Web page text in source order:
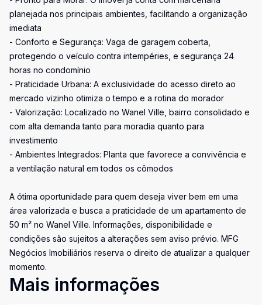
planejada nos principais ambientes, facilitando a organização
imediata
- Conforto e Segurança: Vaga de garagem coberta,
protegendo o veículo contra intempéries, e segurança 24
horas no condomínio
- Praticidade Urbana: A exclusividade do acesso direto ao
mercado vizinho otimiza o tempo e a rotina do morador
- Valorização: Localizado no Wanel Ville, bairro consolidado e
com alta demanda tanto para moradia quanto para
investimento
- Ambientes Integrados: Planta que favorece a convivência e
a ventilação natural em todos os cômodos
A ótima oportunidade para quem deseja viver bem em uma
área valorizada e busca a praticidade de um apartamento de
50 m² no Wanel Ville. Informações, disponibilidade e
condições são sujeitos a alterações sem aviso prévio. MFG
Negócios Imobiliários reserva o direito de atualizar a qualquer
momento.
Mais informações